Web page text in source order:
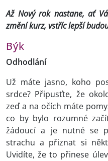
Až Nový rok nastane, ať
změní kurz, vstříc lepší
Býk
Odhodlání
Už máte jasno, koho
srdce? Připusťte, že
zeď a na očích máte
co by bylo rozumné
žádoucí a je nutné se
strachu a přiznat si
Uvidíte, že to přinese